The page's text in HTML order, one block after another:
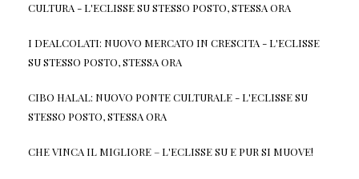
CULTURA - L'ECLISSESUSTESSO POSTO, STESSA ORA
I DEALCOLATI: NUOVO MERCATO IN CRESCITA - L'ECLISSE
SUSTESSO POSTO, STESSA ORA
CIBO HALAL: NUOVO PONTE CULTURALE - L'ECLISSESU
STESSO POSTO, STESSA ORA
CHE VINCA IL MIGLIORE – L'ECLISSESU E PUR SI MUOVE!